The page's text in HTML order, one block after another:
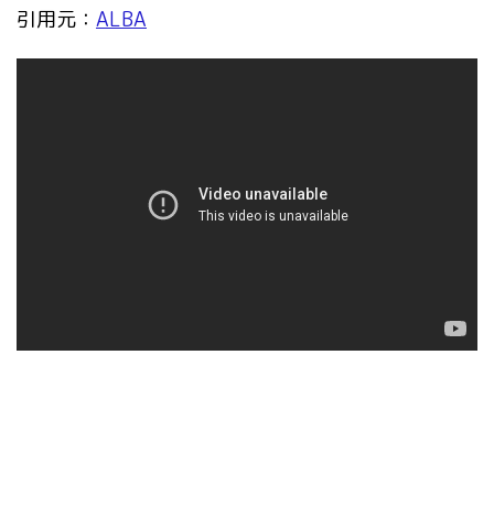
引用元： ALBA